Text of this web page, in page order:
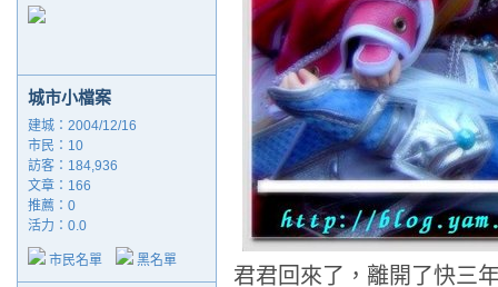
城市小檔案
建城：2004/12/16
市民：10
訪客：184,936
文章：166
推薦： 0
活力：0.0
市民名單 黑名單
君君回來了，離開了快三